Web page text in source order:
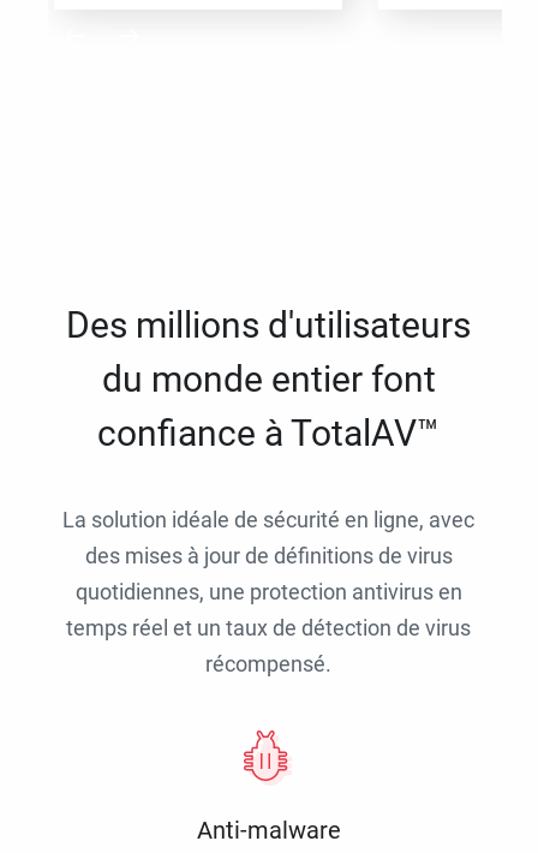
Des millions d'utilisateurs
du monde entier font
confiance à TotalAV™
La solution idéale de sécurité en ligne, avec
des mises à jour de définitions de virus
quotidiennes, une protection antivirus en
temps réel et un taux de détection de virus
récompensé.
Anti-malware